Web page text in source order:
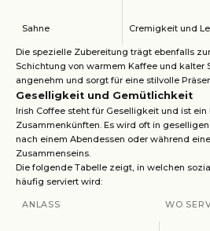
Sahne Cremigkeit und
Die spezielle Zubereitung trägt ebenfalls
Schichtung von warmem Kaffee und kalter
angenehm und sorgt für eine stilvolle
Geselligkeit und Gemütlichkeit
Irish Coffee steht für Geselligkeit und ist
Zusammenkünften. Es wird oft in
nach einem Abendessen oder während
Zusammenseins.
Die folgende Tabelle zeigt, in welchen
häufig serviert wird:
ANLASS WO